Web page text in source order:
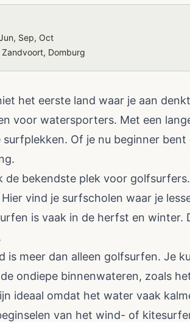
Sep, Oct
Domburg
het eerste land waar je aan
voor watersporters. Met een
surfplekken. Of je nu beginner
de bekendste plek voor
vind je surfscholen waar je
is vaak in de herfst en winter.
is meer dan alleen golfsurfen. Je
ondiepe binnenwateren, zoals
ideaal omdat het water vaak
van het wind- of